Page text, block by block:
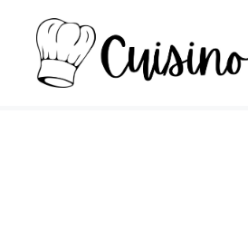
contenuto